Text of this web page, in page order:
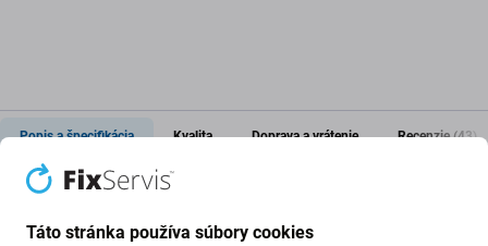
Popis a špecifikácia Kvalita Doprava a vrátenie Recenzie (43)
Táto stránka používa súbory cookies